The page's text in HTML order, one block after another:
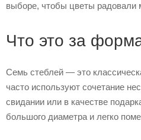
выборе, чтобы цветы радовали
Что это за
Семь стеблей — это
часто используют сочетание
свидании или в качестве
большого диаметра и легко